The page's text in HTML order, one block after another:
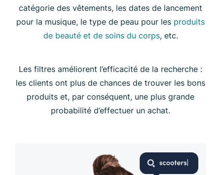
catégorie des vêtements, les dates de lancement
pour la musique, le type de peau pour les produits
de beauté et de soins du corps, etc.
Les filtres améliorent l’efficacité de la recherche :
les clients ont plus de chances de trouver les bons
produits et, par conséquent, une plus grande
probabilité d’effectuer un achat.